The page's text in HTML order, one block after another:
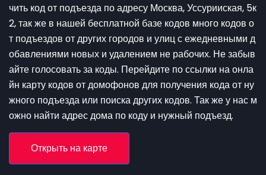
чить код от подъезда по адресу Москва, Уссурииская, 5к
2, так же в нашей бесплатной базе кодов много кодов о
т подъездов от других городов и улиц с ежедневными д
обавлениями новых и удалением не рабочих. Не забыв
айте голосовать за коды. Перейдите по ссылки на онла
йн карту кодов от домофонов для получения кода от ну
жного подъезда или поиска других кодов. Так же у нас м
ожно найти адрес дома по коду и нужный подъезд.
Открыть на карте